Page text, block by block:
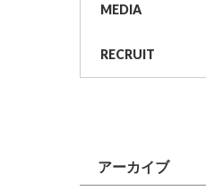
MEDIA
RECRUIT
アーカイブ